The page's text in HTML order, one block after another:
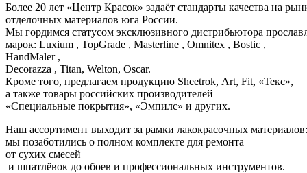
Более 20 лет «Центр Красок» задаёт стандарты качества на
отделочных материалов юга России.
Мы гордимся статусом эксклюзивного дистрибьютора
марок: Luxium , TopGrade , Masterline , Omnitex , Bostic ,
HandMaler ,
Decorazza , Titan, Welton, Oscar.
Кроме того, предлагаем продукцию Sheetrok, Art, Fit, «Текс»,
а также товары российских производителей —
«Специальные покрытия», «Эмпилс» и других.
Наш ассортимент выходит за рамки лакокрасочных
мы позаботились о полном комплекте для ремонта —
от сухих смесей
и шпатлёвок до обоев и профессиональных инструментов.